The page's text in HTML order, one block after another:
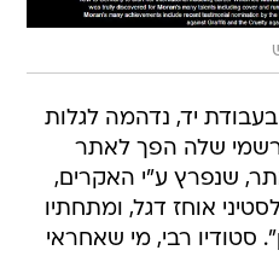
יד, נדהמה לגלות
שלה הפך לאתר
שנפרץ ע"י האקרים,
אוחז דגל, ומתחתיו
רשום "palastain 4 ever". סטודיו רבי, מי שאחראי